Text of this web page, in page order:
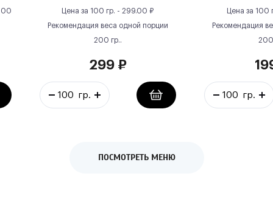
Цена за 100 гр. - 299.00 ₽
Рекомендация веса одной порции
200 гр..
299₽
Цена за 100
Рекомендация
200
ПОСМОТРЕТЬ МЕНЮ